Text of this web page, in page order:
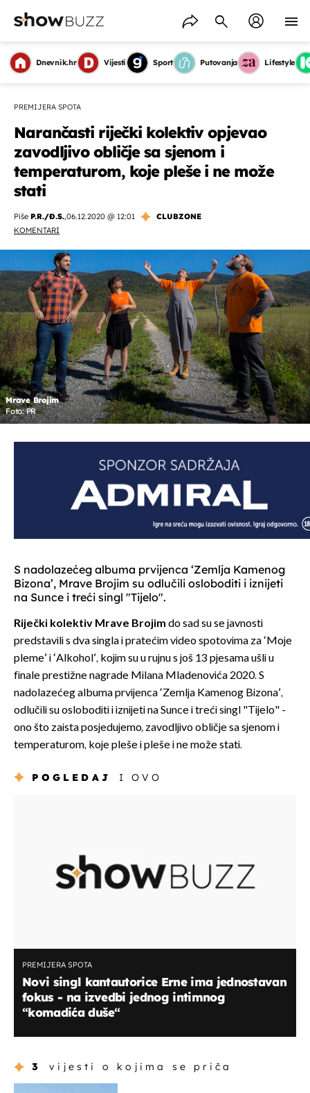
Dnevnik.hr Vijesti Sport Putovanja Lifestyle
PREMIJERA SPOTA
Narančasti riječki kolektiv opjevao
zavodljivo obličje sa sjenom i
temperaturom, koje pleše i ne može
stati
Piše P.R./Đ.S.,06.12.2020 @ 12:01
CLUBZONE
KOMENTARI
Mrave Brojim
Foto: PR
S nadolazećeg albuma prvijenca ‘Zemlja Kamenog
Bizona’, Mrave Brojim su odlučili osloboditi i iznijeti
na Sunce i treći singl "Tijelo".
Riječki kolektiv Mrave Brojim do sad su se javnosti
predstavili s dva singla i pratećim video spotovima za ‘Moje
pleme’ i ‘Alkohol’, kojim su u rujnu s još 13 pjesama ušli u
finale prestižne nagrade Milana Mladenovića 2020. S
nadolazećeg albuma prvijenca ‘Zemlja Kamenog Bizona’,
odlučili su osloboditi i iznijeti na Sunce i treći singl "Tijelo" -
ono što zaista posjedujemo, zavodljivo obličje sa sjenom i
temperaturom, koje pleše i pleše i ne može stati.
POGLEDAJ I OVO
PREMIJERA SPOTA
Novi singl kantautorice Erne ima jednostavan
fokus - na izvedbi jednog intimnog
“komadića duše“
3 vijesti o kojima se priča
OMOGUĆI OBAVIJESTI